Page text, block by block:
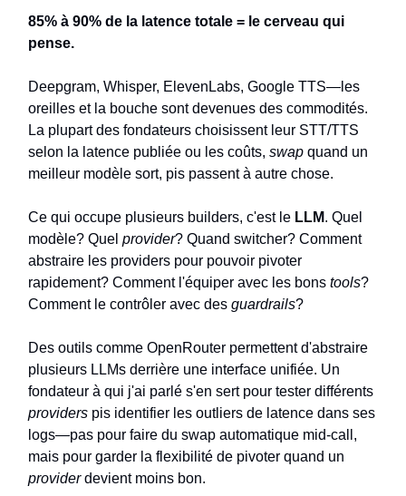
85% à 90% de la latence totale = le cerveau qui
pense.
Deepgram, Whisper, ElevenLabs, Google TTS—les
oreilles et la bouche sont devenues des commodités.
La plupart des fondateurs choisissent leur STT/TTS
selon la latence publiée ou les coûts, swap quand un
meilleur modèle sort, pis passent à autre chose.
Ce qui occupe plusieurs builders, c'est le LLM. Quel
modèle? Quel provider? Quand switcher? Comment
abstraire les providers pour pouvoir pivoter
rapidement? Comment l'équiper avec les bons tools?
Comment le contrôler avec des guardrails?
Des outils comme OpenRouter permettent d'abstraire
plusieurs LLMs derrière une interface unifiée. Un
fondateur à qui j'ai parlé s'en sert pour tester différents
providers pis identifier les outliers de latence dans ses
logs—pas pour faire du swap automatique mid-call,
mais pour garder la flexibilité de pivoter quand un
providerdevient moins bon.